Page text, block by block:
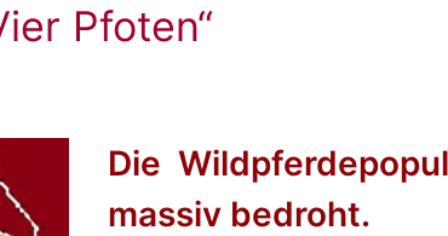
Pfoten“
Die
massiv bedroht.